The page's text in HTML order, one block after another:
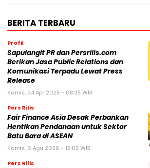
BERITA TERBARU
Profil
Sapulangit PR dan Persrilis.com
Berikan Jasa Public Relations dan
Komunikasi Terpadu Lewat Press
Release
Kamis, 24 Apr 2025 - 08:25 WIB
Pers Rilis
Fair Finance Asia Desak Perbankan
Hentikan Pendanaan untuk Sektor
Batu Bara di ASEAN
Kamis, 6 Agu 2026 - 13:02 WIB
Pers Rilis